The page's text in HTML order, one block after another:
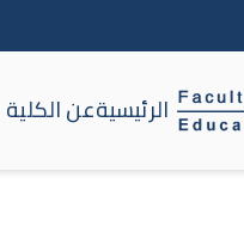
الرئيسيةعن الكلية